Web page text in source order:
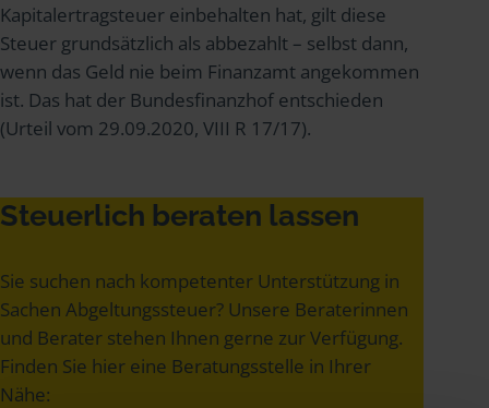
Kapitalertragsteuer einbehalten hat, gilt diese
Steuer grundsätzlich als abbezahlt – selbst dann,
wenn das Geld nie beim Finanzamt angekommen
ist. Das hat der Bundesfinanzhof entschieden
(Urteil vom 29.09.2020, VIII R 17/17).
Steuerlich beraten lassen
Sie suchen nach kompetenter Unterstützung in
Sachen Abgeltungssteuer? Unsere Beraterinnen
und Berater stehen Ihnen gerne zur Verfügung.
Finden Sie hier eine Beratungsstelle in Ihrer
Nähe: